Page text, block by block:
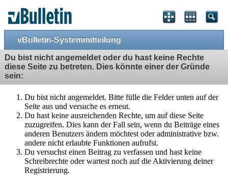
vBulletin-Systemmitteilung
Du bist nicht angemeldet oder du hast keine Rechte
diese Seite zu betreten. Dies könnte einer der Gründe
sein:
Du bist nicht angemeldet. Bitte fülle die Felder unten auf der
Seite aus und versuche es erneut.
Du hast keine ausreichenden Rechte, um auf diese Seite
zuzugreifen. Dies kann der Fall sein, wenn du Beiträge eines
anderen Benutzers ändern möchtest oder administrative bzw.
andere nicht erlaubte Funktionen aufrufst.
Du versuchst einen Beitrag zu verfassen und hast keine
Schreibrechte oder wartest noch auf die Aktivierung deiner
Registrierung.